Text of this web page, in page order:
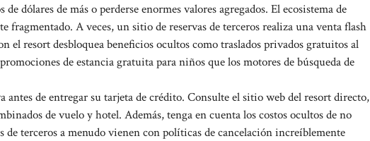
dólares de más o perderse enormes valores agregados. El ecosistema de
fragmentado. A veces, un sitio de reservas de terceros realiza una venta flash
el resort desbloquea beneficios ocultos como traslados privados gratuitos al
de estancia gratuita para niños que los motores de búsqueda de
antes de entregar su tarjeta de crédito. Consulte el sitio web del resort directo,
de vuelo y hotel. Además, tenga en cuenta los costos ocultos de no
de terceros a menudo vienen con políticas de cancelación increíblemente